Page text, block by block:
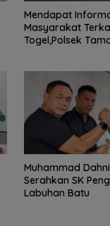
Mendapat
Masyarakat
Togel,Polsek
Muhammad
Serahkan SK
Labuhan Batu